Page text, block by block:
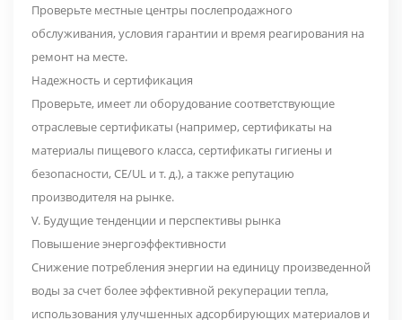
Проверьте местные центры послепродажного
обслуживания, условия гарантии и время реагирования на
ремонт на месте.
Надежность и сертификация
Проверьте, имеет ли оборудование соответствующие
отраслевые сертификаты (например, сертификаты на
материалы пищевого класса, сертификаты гигиены и
безопасности, CE/UL и т. д.), а также репутацию
производителя на рынке.
V. Будущие тенденции и перспективы рынка
Повышение энергоэффективности
Снижение потребления энергии на единицу произведенной
воды за счет более эффективной рекуперации тепла,
использования улучшенных адсорбирующих материалов и